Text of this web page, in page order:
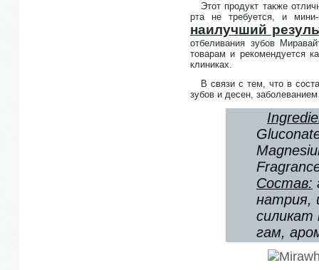
Этот продукт также
рта не требуется, и
наилучший
отбеливания зубов
товарам и рекомендуется
клиниках.
В связи с тем, что в
зубов и десен,
Состав:
натрия,
силикат
гам,